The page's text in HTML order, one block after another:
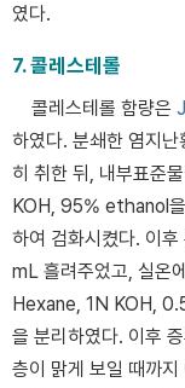
였다.
7. 콜레스테롤
콜레스테롤 함량은
하였다. 분쇄한 염지
히 취한 뒤, 내부표
KOH, 95% ethanol
하여 검화시켰다. 이
mL 흘려주었고, 실온
Hexane, 1N KOH,
을 분리하였다. 이후
층이 맑게 보일 때까